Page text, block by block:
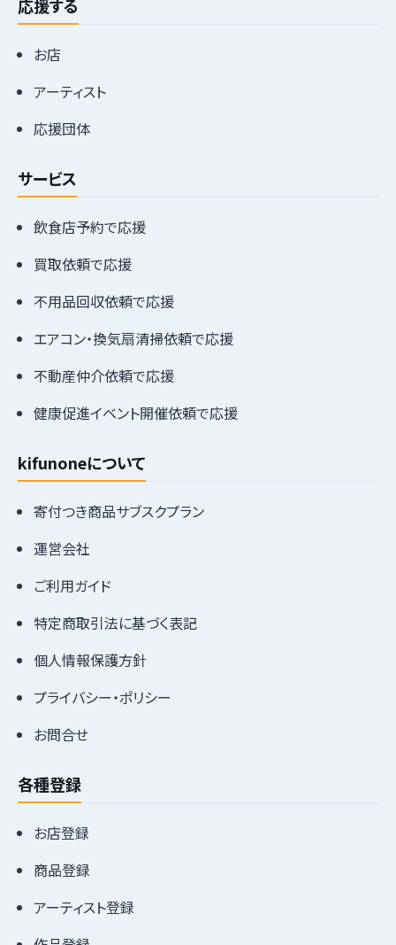
応援する
お店
アーティスト
応援団体
サービス
飲食店予約で応援
買取依頼で応援
不用品回収依頼で応援
エアコン・換気扇清掃依頼で応援
不動産仲介依頼で応援
健康促進イベント開催依頼で応援
kifunoneについて
寄付つき商品サブスクプラン
運営会社
ご利用ガイド
特定商取引法に基づく表記
個人情報保護方針
プライバシー・ポリシー
お問合せ
各種登録
お店登録
商品登録
アーティスト登録